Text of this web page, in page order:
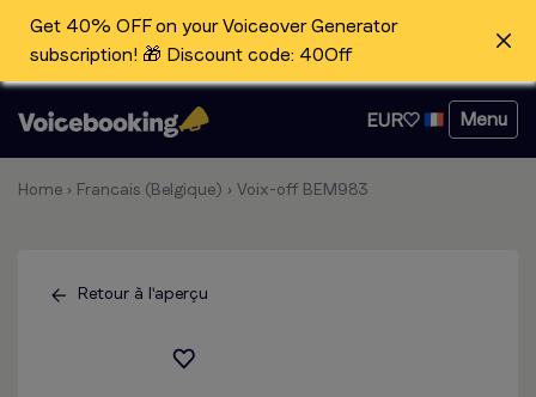
Get 40% OFF on your Voiceover Generator
subscription! 🎁 Discount code: 40Off
EUR Menu
Home › Francais (Belgique) › Voix-off BEM983
Retour à l'aperçu